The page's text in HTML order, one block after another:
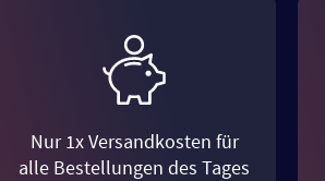
Nur 1x Versandkosten für
alle Bestellungen des Tages